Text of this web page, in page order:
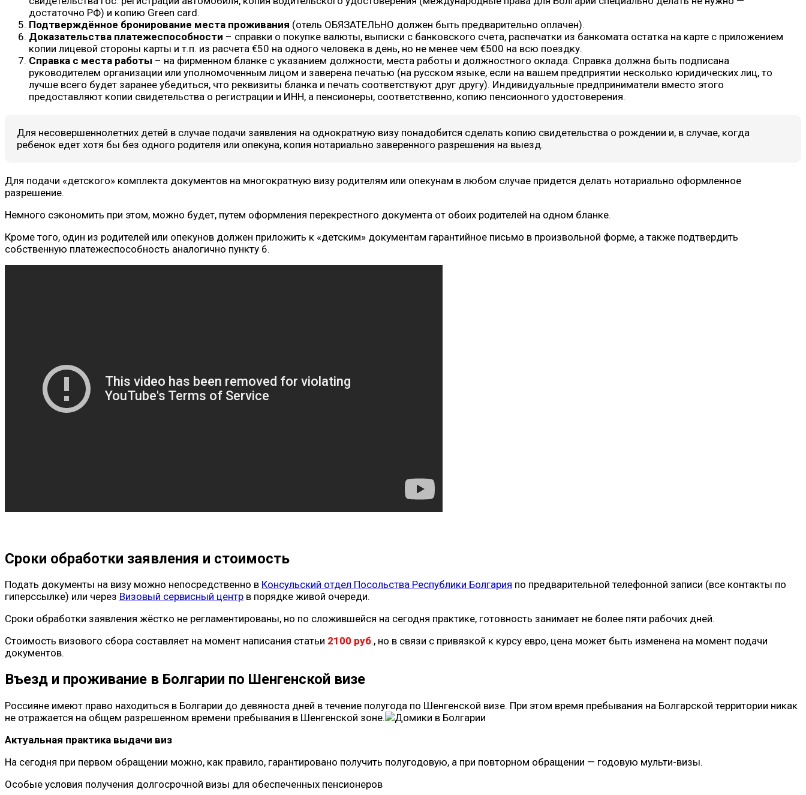
достаточно РФ) и копию Green card.
Подтверждённое бронирование места проживания (отель ОБЯЗАТЕЛЬНО должен быть предварительно оплачен).
Доказательства платежеспособности – справки о покупке валюты, выписки с банковского счета, распечатки из банкомата остатка на карте с приложением
копии лицевой стороны карты и т.п. из расчета €50 на одного человека в день, но не менее чем €500 на всю поездку.
Справка с места работы – на фирменном бланке с указанием должности, места работы и должностного оклада. Справка должна быть подписана
руководителем организации или уполномоченным лицом и заверена печатью (на русском языке, если на вашем предприятии несколько юридических лиц, то
лучше всего будет заранее убедиться, что реквизиты бланка и печать соответствуют друг другу). Индивидуальные предприниматели вместо этого
предоставляют копии свидетельства о регистрации и ИНН, а пенсионеры, соответственно, копию пенсионного удостоверения.
Для несовершеннолетних детей в случае подачи заявления на однократную визу понадобится сделать копию свидетельства о рождении и, в случае, когда
ребенок едет хотя бы без одного родителя или опекуна, копия нотариально заверенного разрешения на выезд.
Для подачи «детского» комплекта документов на многократную визу родителям или опекунам в любом случае придется делать нотариально оформленное
разрешение.
Немного сэкономить при этом, можно будет, путем оформления перекрестного документа от обоих родителей на одном бланке.
Кроме того, один из родителей или опекунов должен приложить к «детским» документам гарантийное письмо в произвольной форме, а также подтвердить
собственную платежеспособность аналогично пункту 6.
Сроки обработки заявления и стоимость
Подать документы на визу можно непосредственно в Консульский отдел Посольства Республики Болгария по предварительной телефонной записи (все контакты по
гиперссылке) или через Визовый сервисный центр в порядке живой очереди.
Сроки обработки заявления жёстко не регламентированы, но по сложившейся на сегодня практике, готовность занимает не более пяти рабочих дней.
Стоимость визового сбора составляет на момент написания статьи 2100 руб., но в связи с привязкой к курсу евро, цена может быть изменена на момент подачи
документов.
Въезд и проживание в Болгарии по Шенгенской визе
Россияне имеют право находиться в Болгарии до девяноста дней в течение полугода по Шенгенской визе. При этом время пребывания на Болгарской территории никак
не отражается на общем разрешенном времени пребывания в Шенгенской зоне.
Актуальная практика выдачи виз
На сегодня при первом обращении можно, как правило, гарантировано получить полугодовую, а при повторном обращении — годовую мульти-визы.
Особые условия получения долгосрочной визы для обеспеченных пенсионеров